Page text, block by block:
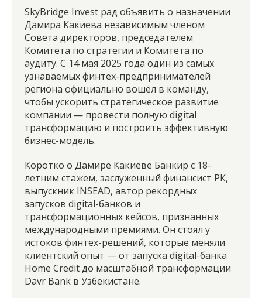
SkyBridge Invest рад объявить о назначении
Дамира Какиева независимым членом
Совета директоров, председателем
Комитета по стратегии и Комитета по
аудиту. С 14 мая 2025 года один из самых
узнаваемых финтех-предпринимателей
региона официально вошёл в команду,
чтобы ускорить стратегическое развитие
компании — провести полную digital
трансформацию и построить эффективную
бизнес-модель.
Коротко о Дамире Какиеве Банкир с 18-
летним стажем, заслуженный финансист РК,
выпускник INSEAD, автор рекордных
запусков digital-банков и
трансформационных кейсов, признанных
международными премиями. Он стоял у
истоков финтех-решений, которые меняли
клиентский опыт — от запуска digital-банка
Home Credit до масштабной трансформации
Davr Bank в Узбекистане.